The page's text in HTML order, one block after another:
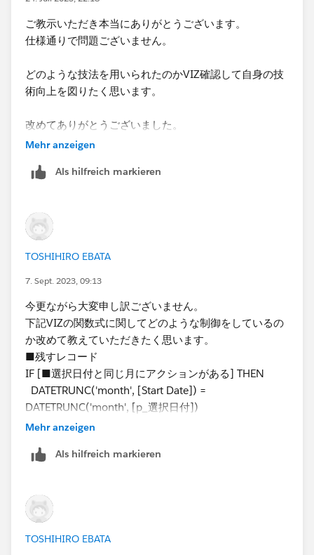
ご教示いただき本当にありがとうございます。
仕様通りで問題ございません。
どのような技法を用いられたのかVIZ確認して自身の技
術向上を図りたく思います。
改めてありがとうございました。
Mehr anzeigen
Als hilfreich markieren
TOSHIHIRO EBATA
7. Sept. 2023, 09:13
今更ながら大変申し訳ございません。
下記VIZの関数式に関してどのような制御をしているの
か改めて教えていただきたく思います。
■残すレコード
IF [■選択日付と同じ月にアクションがある] THEN
DATETRUNC('month', [Start Date]) =
DATETRUNC('month', [p_選択日付])
ELSE
MAX(IF [Start Date] < [p_選択日付] AND [End Date]
下線部分となります。
Mehr anzeigen
Als hilfreich markieren
TOSHIHIRO EBATA